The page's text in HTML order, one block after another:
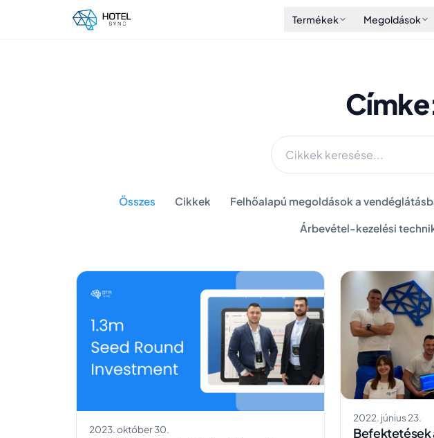
Termékek Megoldások
Összes Cikkek Felhőalapú megoldások a
Árbevétel-kezelési
2023. október 30.
2022. június 23.
Befektetések